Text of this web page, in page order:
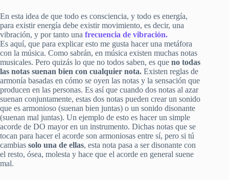
En esta idea de que todo es consciencia, y todo es energía,
para existir energía debe existir movimiento, es decir, una
vibración, y por tanto una frecuencia de vibración.
Es aquí, que para explicar esto me gusta hacer una metáfora
con la música. Como sabrán, en música existen muchas notas
musicales. Pero quizás lo que no todos saben, es que no todas
las notas suenan bien con cualquier nota. Existen reglas de
armonía basadas en cómo se oyen las notas y la sensación que
producen en las personas. Es así que cuando dos notas al azar
suenan conjuntamente, estas dos notas pueden crear un sonido
que es armonioso (suenan bien juntas) o un sonido disonante
(suenan mal juntas). Un ejemplo de esto es hacer un simple
acorde de DO mayor en un instrumento. Dichas notas que se
tocan para hacer el acorde son armoniosas entre sí, pero si tú
cambias solo una de ellas, esta nota pasa a ser disonante con
el resto, ósea, molesta y hace que el acorde en general suene
mal.